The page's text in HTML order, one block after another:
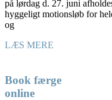
på lørdag d. 27. juni
hyggeligt motionsløb for
og
LÆS MERE
Book færge
online